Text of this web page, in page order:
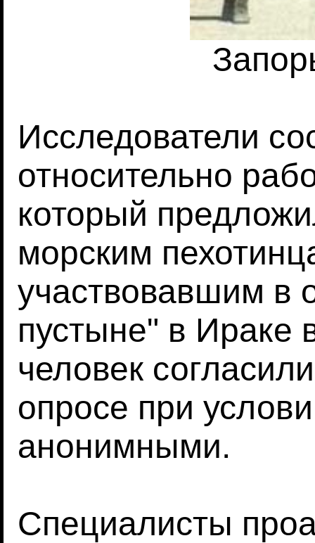
Исследователи
относительно
который
морским
участвовавшим в
пустыне" в Ираке
человек
опросе при
анонимными.
Специалисты